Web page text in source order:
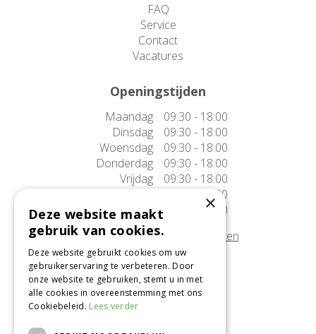
FAQ
Service
Contact
Vacatures
Openingstijden
Maandag
09:30 - 18:00
Dinsdag
09:30 - 18:00
Woensdag
09:30 - 18:00
Donderdag
09:30 - 18:00
Vrijdag
09:30 - 18:00
Zaterdag
09:30 - 17:00
Zondag
10:00 - 17:00
Afwijkende openingstijden tonen
Onze locatie
Tuincentrum Alméérplant
Jac. P. Thijsseweg 4
×
Deze website maakt
gebruik van cookies.
Deze website gebruikt cookies om uw
gebruikerservaring te verbeteren. Door
onze website te gebruiken, stemt u in met
alle cookies in overeenstemming met ons
Cookiebeleid. Lees verder